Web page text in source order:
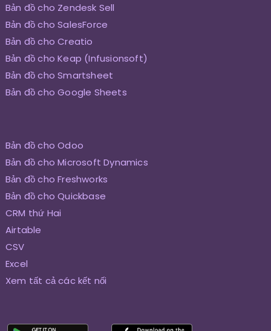
Bản đồ cho Zendesk Sell
Bản đồ cho SalesForce
Bản đồ cho Creatio
Bản đồ cho Keap (Infusionsoft)
Bản đồ cho Smartsheet
Bản đồ cho Google Sheets
Bản đồ cho Odoo
Bản đồ cho Microsoft Dynamics
Bản đồ cho Freshworks
Bản đồ cho Quickbase
CRM thứ Hai
Airtable
CSV
Excel
Xem tất cả các kết nối